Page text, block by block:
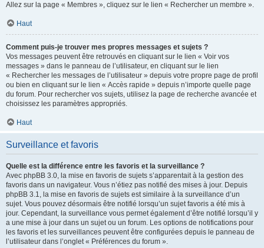
Allez sur la page « Membres », cliquez sur le lien « Rechercher un membre ».
Haut
Comment puis-je trouver mes propres messages et sujets ?
Vos messages peuvent être retrouvés en cliquant sur le lien « Voir vos
messages » dans le panneau de l’utilisateur, en cliquant sur le lien
« Rechercher les messages de l’utilisateur » depuis votre propre page de profil
ou bien en cliquant sur le lien « Accès rapide » depuis n’importe quelle page
du forum. Pour rechercher vos sujets, utilisez la page de recherche avancée et
choisissez les paramètres appropriés.
Haut
Surveillance et favoris
Quelle est la différence entre les favoris et la surveillance ?
Avec phpBB 3.0, la mise en favoris de sujets s’apparentait à la gestion des
favoris dans un navigateur. Vous n’étiez pas notifié des mises à jour. Depuis
phpBB 3.1, la mise en favoris de sujets est similaire à la surveillance d’un
sujet. Vous pouvez désormais être notifié lorsqu’un sujet favoris a été mis à
jour. Cependant, la surveillance vous permet également d’être notifié lorsqu’il y
a une mise à jour dans un sujet ou un forum. Les options de notifications pour
les favoris et les surveillances peuvent être configurées depuis le panneau de
l’utilisateur dans l’onglet « Préférences du forum ».